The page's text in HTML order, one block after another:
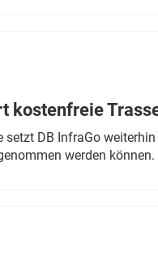
kostenfreie
setzt DB InfraGo
werden können.